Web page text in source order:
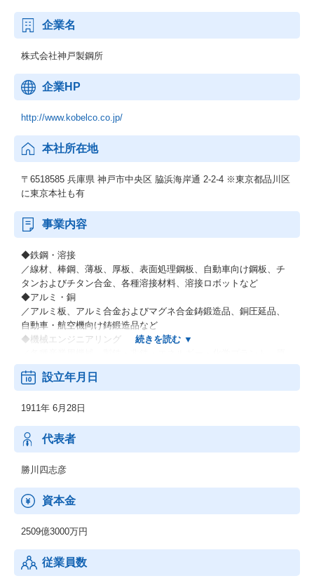
企業名
株式会社神戸製鋼所
企業HP
http://www.kobelco.co.jp/
本社所在地
〒6518585 兵庫県 神戸市中央区 脇浜海岸通 2-2-4 ※東京都品川区
に東京本社も有
事業内容
◆鉄鋼・溶接
／線材、棒鋼、薄板、厚板、表面処理鋼板、自動車向け鋼板、チ
タンおよびチタン合金、各種溶接材料、溶接ロボットなど
◆アルミ・銅
／アルミ板、アルミ合金およびマグネ合金鋳鍛造品、銅圧延品、
自動車・航空機向け鋳鍛造品など
◆機械エンジニアリング
子力関連機器、環境プラントなどの各種エンジニアリング業など
◆電力（電力卸供給事業）
／新鉄源ビジネス、液晶用ターゲット材料、超伝導磁石・線材な
ど
設立年月日
1911年 6月28日
代表者
勝川四志彦
資本金
2509億3000万円
従業員数